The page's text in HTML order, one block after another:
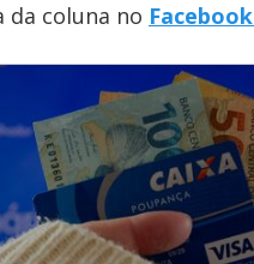
da coluna no Facebook